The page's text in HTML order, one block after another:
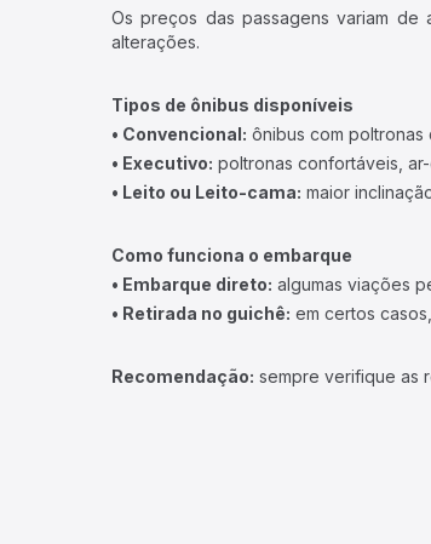
Os preços das passagens variam
alterações.
Tipos de ônibus disponíveis
• Convencional: ônibus com poltronas
• Executivo: poltronas confortáveis,
• Leito ou Leito-cama: maior
Como funciona o embarque
• Embarque direto: algumas viações
• Retirada no guichê: em certos
Recomendação: sempre verifique as